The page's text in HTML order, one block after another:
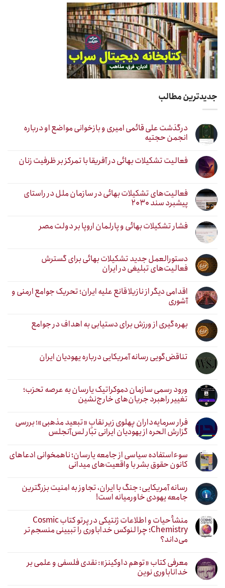
جدیدترین مطالب
درگذشت علی قائمی امیری و بازخوانی مواضع او درباره
انجمن حجتیه
فعالیت تشکیلات بهائی در آفریقا با تمرکز بر ظرفیت زنان
فعالیت‌های تشکیلات بهائی در سازمان ملل در راستای
پیشبرد سند ۲۰۳۰
فشار تشکیلات بهائی و پارلمان اروپا بر دولت مصر
دستورالعمل جدید تشکیلات بهائی برای گسترش
فعالیت‌های تبلیغی در ایران
اقدامی دیگر از نازیلا قانع علیه ایران؛ تحریک جوامع ارمنی و
آشوری
بهره‌گیری از ورزش برای دستیابی به اهداف در جوامع
تناقض‌گویی رسانه آمریکایی درباره یهودیان ایران
ورود رسمی سازمان دموکراتیک یارسان به عرصه تحزب؛
تغییر راهبرد جریان‌های خارج‌نشین
فرار سرمایه‌داران پهلوی زیر نقابِ «تبعید مذهبی»؛ بررسی
گزارش الحره از یهودیان ایرانی تبار لس‌آنجلس
سوءاستفاده سیاسی از جامعه یارسان؛ ناهمخوانی ادعاهای
کانون حقوق بشر با واقعیت‌های میدانی
رسانه آمریکایی: جنگ با ایران، تجاوز به امنیت بزرگترین
جامعه یهودی خاورمیانه است!
منشأ حیات و اطلاعات ژنتیکی در پرتو کتاب Cosmic
Chemistry؛ چرا لنوکس خداباوری را تبیینی منسجم‌تر
می‌داند؟
معرفی کتاب «توهم داوکینز»: نقدی فلسفی و علمی بر
خداناباوری نوین